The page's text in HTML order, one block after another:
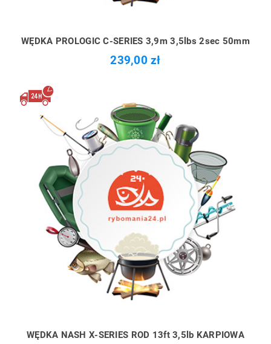
WĘDKA PROLOGIC C-SERIES 3,9m 3,5lbs 2sec 50mm
239,00 zł
WĘDKA NASH X-SERIES ROD 13ft 3,5lb KARPIOWA